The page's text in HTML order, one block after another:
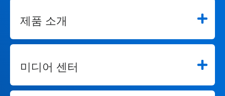
제품 소개
미디어 센터